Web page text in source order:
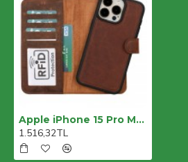
Apple iPhone 15 Pro Max Uyumlu Deri Cüzdanlı Kılıf MWWN G2 Kahve
1.516,32TL